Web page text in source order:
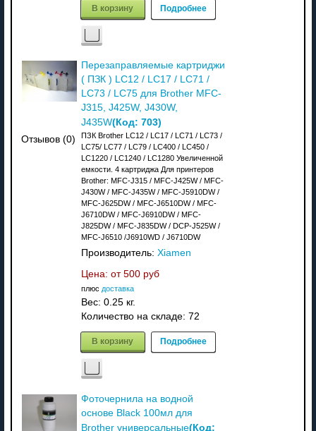
В корзину Подробнее
Отзывов (0)
Перезаправляемые картриджи
( ПЗК ) LC12 / LC17 / LC71 /
LC73 / LC75 для Brother MFC-
J315, J425W, J430W,
J435W(Код: 703)
ПЗК Brother LC12 / LC17 / LC71 / LC73 /
LC75/ LC77 / LC79 / LC400 / LC450 /
LC1220 / LC1240 / LC1280 Увеличенной
емкости. 4 картриджа Для принтеров
Brother: MFC-J315 / MFC-J425W / MFC-
J430W / MFC-J435W / MFC-J5910DW /
MFC-J625DW / MFC-J6510DW / MFC-
J6710DW / MFC-J6910DW / MFC-
J825DW / MFC-J835DW / DCP-J525W /
MFC-J6510 /J6910WD / J6710DW
Производитель: Xiamen
Цена: от 500 руб
плюс доставка
Вес: 0.25 кг.
Количество на складе: 72
В корзину Подробнее
Фоточернила на водной
основе Black 100мл для
Brother универсальные(Код: